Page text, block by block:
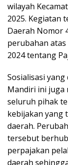
wilayah
2025. Kegiatan
Daerah Nomor
perubahan
2024 tentang
Sosialisasi
Mandiri ini juga
seluruh pihak
kebijakan yang
daerah.
tersebut
perpajakan
daerah